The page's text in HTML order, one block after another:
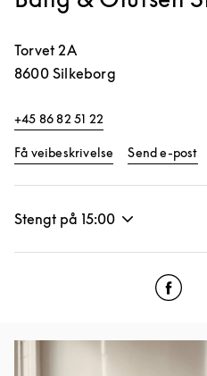
Torvet 2A
8600 Silkeborg
+45 86 82 51 22
Få veibeskrivelse Link Opens in
Send e-post
Stengt på 15:00
Click to
Bilde av arrangement